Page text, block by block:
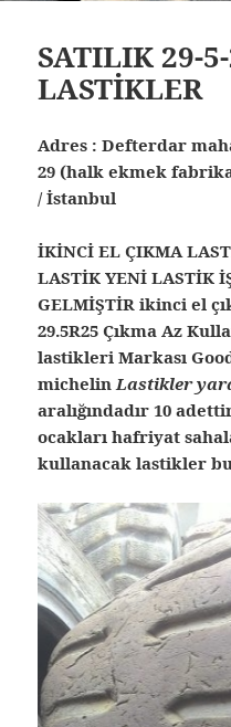
SATILIK 29-
LASTİKLER
Adres : Defterdar
29 (halk ekmek
/ İstanbul
İKİNCİ EL ÇIKMA
LASTİK YENİ LASTİK
GELMİŞTİR ikinci el
29.5R25 Çıkma Az
lastikleri Markası
michelinLastikler
aralığındadır 10
ocakları hafriyat
kullanacak lastikler